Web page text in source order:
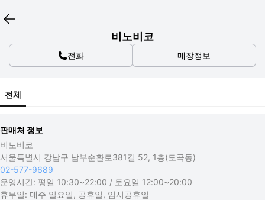
비노비코
전화 매장정보
전체
판매처 정보
비노비코
서울특별시 강남구 남부순환로381길 52, 1층(도곡동)
02-577-9689
운영시간: 평일 10:30~22:00 / 토요일 12:00~20:00
휴무일: 매주 일요일, 공휴일, 임시공휴일